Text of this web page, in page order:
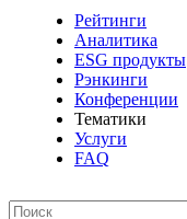
Рейтинги
Аналитика
ESG продукты
Рэнкинги
Конференции
Тематики
Услуги
FAQ